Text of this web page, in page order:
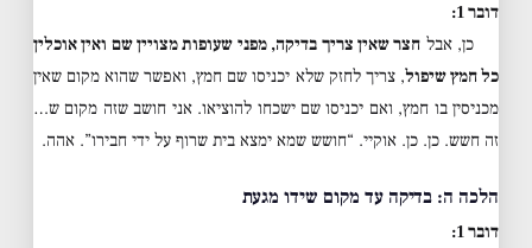
דובר 1:
כן, אבל חצר שאין צריך בדיקה, מפני שעופות מצויין שם ואין אוכלין
כל חמץ שיפול, צריך לחזק שלא יכניסו שם חמץ, ואפשר שהוא מקום שאין
מכניסין בו חמץ, ואם יכניסו שם ישכחו להוציאו. אני חושב שזה מקום ש…
זה חשש. כן. כן. אוקיי. “חושש שמא ימצא בית שרוף על ידי חבירו”. אהה.
הלכה ה: בדיקה עד מקום שידו מגעת
דובר 1: